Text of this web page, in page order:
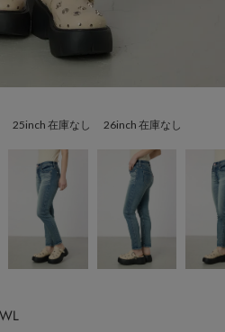
25inch 在庫なし 26inch 在庫なし